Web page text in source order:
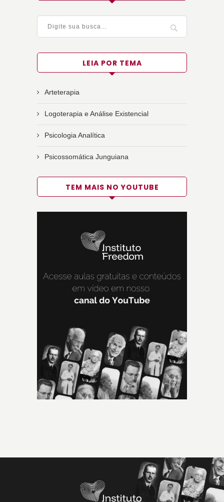
LEIA POR TEMA
Arteterapia
Logoterapia e Análise Existencial
Psicologia Analítica
Psicossomática Junguiana
TEM MAIS NO YOUTUBE